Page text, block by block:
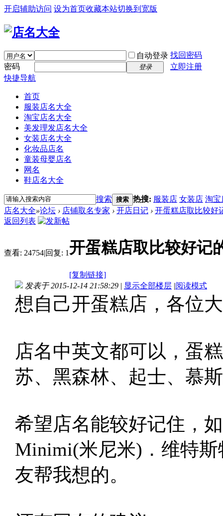
开启辅助访问 设为首页收藏本站切换到宽版
自动登录 找回密码
密码
登录
立即注册
快捷导航
首页
服装店名大全
淘宝店名大全
美发理发店名大全
女装店名大全
化妆品店名
童装母婴店名
网名
鞋店名大全
搜索 搜索 热搜: 服装店 女装店 淘宝
店名大全»论坛 › 店铺取名专家 › 开店日记 › 开蛋糕店取比较好
返回列表
查看: 24754|回复: 1 开蛋糕店取比较好记
[复制链接]
发表于 2015-12-14 21:58:29 | 显示全部楼层 |阅读模式
想自己开蛋糕店，各位
店名中英文都可以，蛋
苏、黑森林、起士、慕
希望店名能较好记住，
Minimi(米尼米)．维特
友帮我想的。